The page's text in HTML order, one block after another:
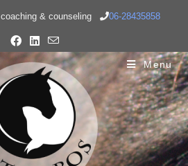
coaching & counseling 06-28435858
Menu